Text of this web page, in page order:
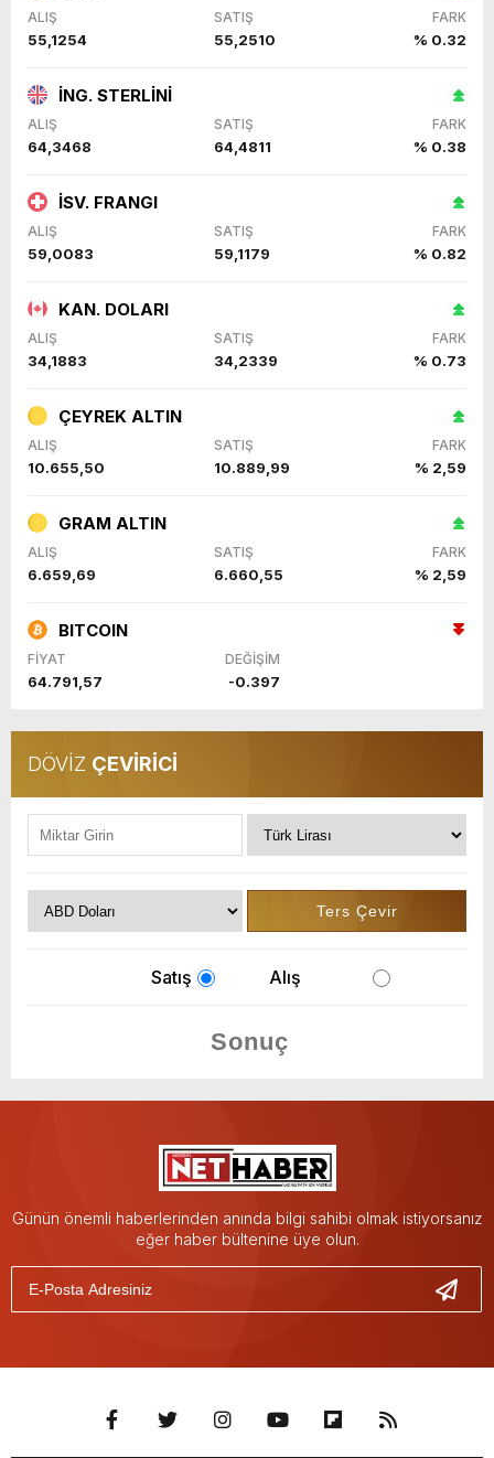
ALIŞ SATIŞ FARK
55,1254 55,2510 % 0.32
İNG. STERLİNİ
ALIŞ SATIŞ FARK
64,3468 64,4811 % 0.38
İSV. FRANGI
ALIŞ SATIŞ FARK
59,0083 59,1179 % 0.82
KAN. DOLARI
ALIŞ SATIŞ FARK
34,1883 34,2339 % 0.73
ÇEYREK ALTIN
ALIŞ SATIŞ FARK
10.655,50 10.889,99 % 2,59
GRAM ALTIN
ALIŞ SATIŞ FARK
6.659,69 6.660,55 % 2,59
BITCOIN
FİYAT DEĞİŞİM
64.791,57 -0.397
DÖVİZ ÇEVİRİCİ
Satış Alış
Günün önemli haberlerinden anında bilgi sahibi olmak istiyorsanız
eğer haber bültenine üye olun.